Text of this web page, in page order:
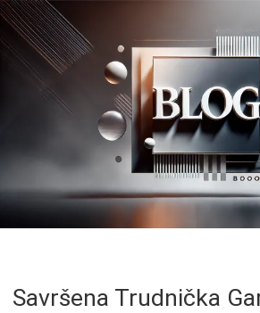
Savršena Trudnička